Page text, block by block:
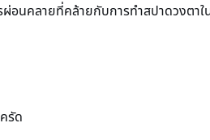
อนคลายที่คล้ายกับการทำสปาดวงตาใ
รัด